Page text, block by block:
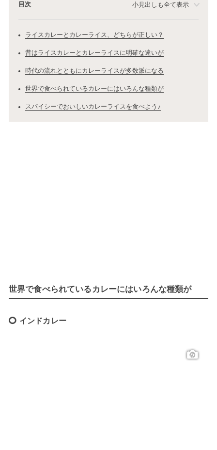
目次 小見出しも全て表示
ライスカレーとカレーライス、どちらが正しい？
昔はライスカレーとカレーライスに明確な違いが
時代の流れとともにカレーライスが多数派になる
世界で食べられているカレーにはいろんな種類が
スパイシーでおいしいカレーライスを食べよう♪
世界で食べられているカレーにはいろんな種類が
インドカレー